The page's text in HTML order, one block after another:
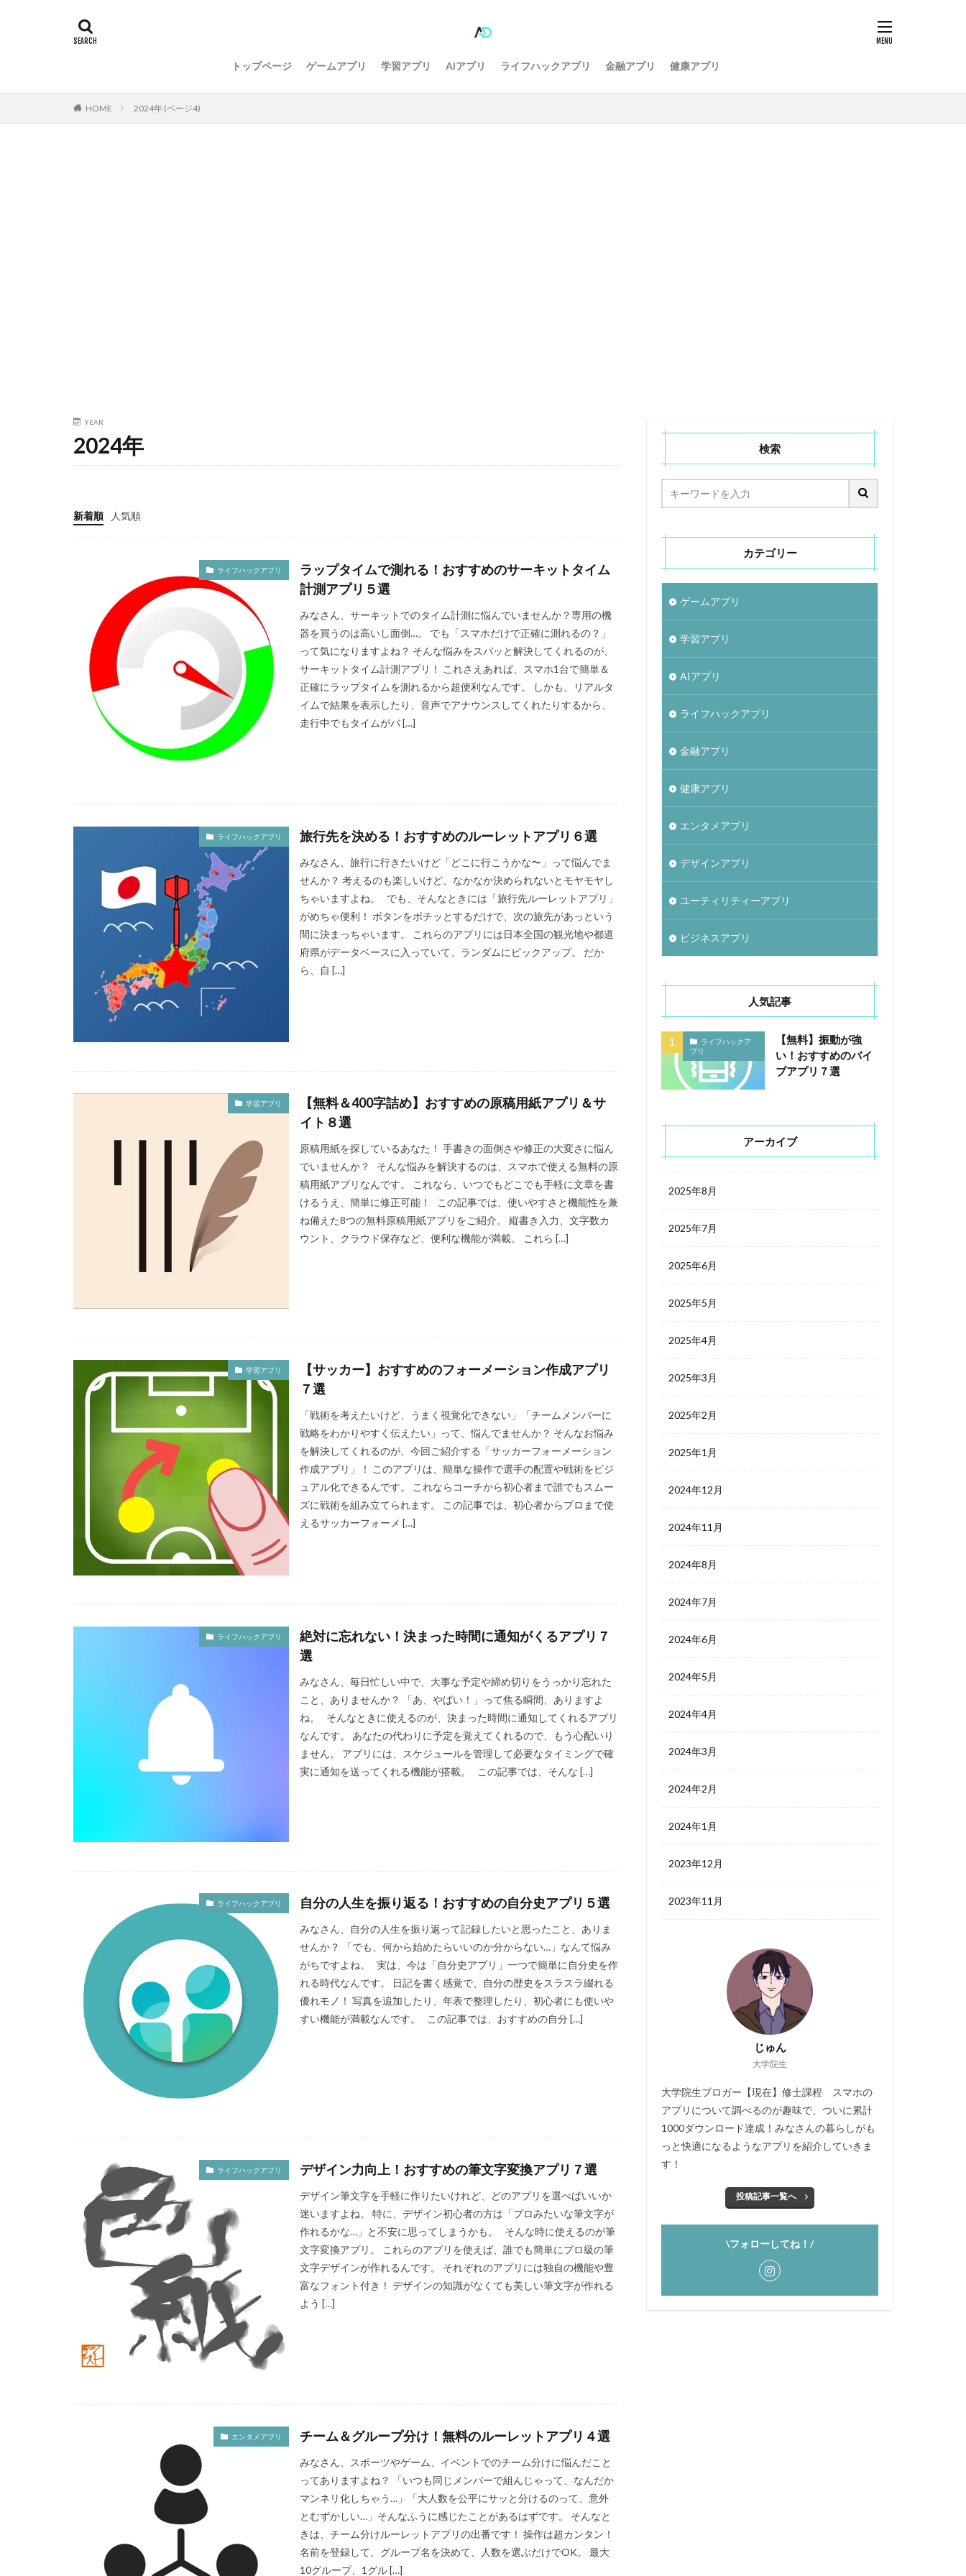
トップページ ゲームアプリ 学習アプリ AIアプリ ライフハックアプリ 金融アプリ 健康アプリ
HOME 2024年 (ページ4)
YEAR
2024年
新着順 人気順
ライフハックアプリ
ラップタイムで測れる！おすすめのサーキットタイム
計測アプリ５選
みなさん、サーキットでのタイム計測に悩んでいませんか？専用の機
器を買うのは高いし面倒…。 でも「スマホだけで正確に測れるの？」
って気になりますよね？ そんな悩みをスパッと解決してくれるのが、
サーキットタイム計測アプリ！ これさえあれば、スマホ1台で簡単＆
正確にラップタイムを測れるから超便利なんです。 しかも、リアルタ
イムで結果を表示したり、音声でアナウンスしてくれたりするから、
走行中でもタイムがバ […]
ライフハックアプリ 旅行先を決める！おすすめのルーレットアプリ６選
みなさん、旅行に行きたいけど「どこに行こうかな〜」って悩んでま
せんか？ 考えるのも楽しいけど、なかなか決められないとモヤモヤし
ちゃいますよね。 でも、そんなときには「旅行先ルーレットアプリ」
がめちゃ便利！ ボタンをポチッとするだけで、次の旅先があっという
間に決まっちゃいます。 これらのアプリには日本全国の観光地や都道
府県がデータベースに入っていて、ランダムにピックアップ。 だか
ら、自 […]
学習アプリ
【無料＆400字詰め】おすすめの原稿用紙アプリ＆サ
イト８選
原稿用紙を探しているあなた！ 手書きの面倒さや修正の大変さに悩ん
でいませんか？ そんな悩みを解決するのは、スマホで使える無料の原
稿用紙アプリなんです。 これなら、いつでもどこでも手軽に文章を書
けるうえ、簡単に修正可能！ この記事では、使いやすさと機能性を兼
ね備えた8つの無料原稿用紙アプリをご紹介。 縦書き入力、文字数カ
ウント、クラウド保存など、便利な機能が満載。 これら […]
学習アプリ
【サッカー】おすすめのフォーメーション作成アプリ
７選
「戦術を考えたいけど、うまく視覚化できない」「チームメンバーに
戦略をわかりやすく伝えたい」って、悩んでませんか？ そんなお悩み
を解決してくれるのが、今回ご紹介する「サッカーフォーメーション
作成アプリ」！ このアプリは、簡単な操作で選手の配置や戦術をビジ
ュアル化できるんです。 これならコーチから初心者まで誰でもスムー
ズに戦術を組み立てられます。 この記事では、初心者からプロまで使
えるサッカーフォーメ […]
ライフハックアプリ
絶対に忘れない！決まった時間に通知がくるアプリ７
選
みなさん、毎日忙しい中で、大事な予定や締め切りをうっかり忘れた
こと、ありませんか？ 「あ、やばい！」って焦る瞬間、ありますよ
ね。 そんなときに使えるのが、決まった時間に通知してくれるアプリ
なんです。 あなたの代わりに予定を覚えてくれるので、もう心配いり
ません。 アプリには、スケジュールを管理して必要なタイミングで確
実に通知を送ってくれる機能が搭載。 この記事では、そんな […]
ライフハックアプリ 自分の人生を振り返る！おすすめの自分史アプリ５選
みなさん、自分の人生を振り返って記録したいと思ったこと、ありま
せんか？ 「でも、何から始めたらいいのか分からない…」なんて悩み
がちですよね。 実は、今は「自分史アプリ」一つで簡単に自分史を作
れる時代なんです。 日記を書く感覚で、自分の歴史をスラスラ綴れる
優れモノ！ 写真を追加したり、年表で整理したり、初心者にも使いや
すい機能が満載なんです。 この記事では、おすすめの自分 […]
ライフハックアプリ デザイン力向上！おすすめの筆文字変換アプリ７選
デザイン筆文字を手軽に作りたいけれど、どのアプリを選べばいいか
迷いますよね。 特に、デザイン初心者の方は「プロみたいな筆文字が
作れるかな…」と不安に思ってしまうかも。 そんな時に使えるのが筆
文字変換アプリ。 これらのアプリを使えば、誰でも簡単にプロ級の筆
文字デザインが作れるんです。 それぞれのアプリには独自の機能や豊
富なフォント付き！ デザインの知識がなくても美しい筆文字が作れる
よう […]
エンタメアプリ チーム＆グループ分け！無料のルーレットアプリ４選
みなさん、スポーツやゲーム、イベントでのチーム分けに悩んだこと
ってありますよね？ 「いつも同じメンバーで組んじゃって、なんだか
マンネリ化しちゃう…」「大人数を公平にサッと分けるのって、意外
とむずかしい…」そんなふうに感じたことがあるはずです。 そんなと
きは、チーム分けルーレットアプリの出番です！ 操作は超カンタン！
名前を登録して、グループ名を決めて、人数を選ぶだけでOK。 最大
10グループ、1グル […]
検索
カテゴリー
ゲームアプリ
学習アプリ
AIアプリ
ライフハックアプリ
金融アプリ
健康アプリ
エンタメアプリ
デザインアプリ
ユーティリティーアプリ
ビジネスアプリ
人気記事
ライフハックア
プリ
【無料】振動が強
い！おすすめのバイ
ブアプリ７選
アーカイブ
2025年8月
2025年7月
2025年6月
2025年5月
2025年4月
2025年3月
2025年2月
2025年1月
2024年12月
2024年11月
2024年8月
2024年7月
2024年6月
2024年5月
2024年4月
2024年3月
2024年2月
2024年1月
2023年12月
2023年11月
じゅん
大学院生
大学院生ブロガー【現在】修士課程 スマホの
アプリについて調べるのが趣味で、ついに累計
1000ダウンロード達成！みなさんの暮らしがも
っと快適になるようなアプリを紹介していきま
す！
投稿記事一覧へ
\フォローしてね！/